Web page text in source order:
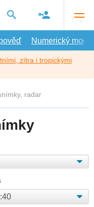
Numerický model
zítra i tropickými
radar